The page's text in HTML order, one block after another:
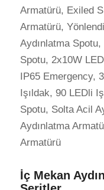
Armatürü, Exiled
Armatürü,
Aydınlatma
Spotu, 2x10W
IP65 Emergency,
Işıldak, 90 LEDli
Spotu, Solta Acil
Aydınlatma
Armatürü
İç Mekan